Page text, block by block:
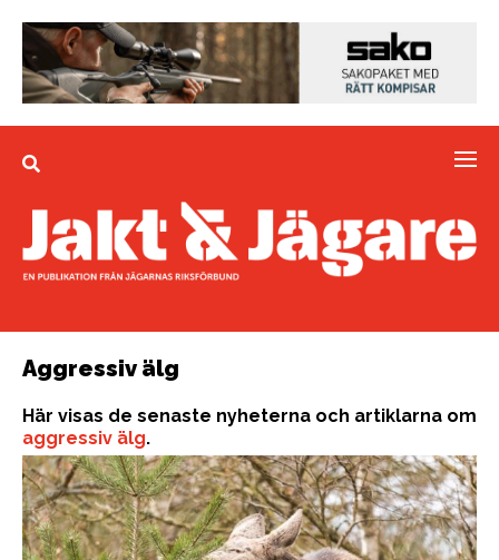
Aggressiv älg
Här visas de senaste nyheterna och artiklarna om
aggressiv älg.